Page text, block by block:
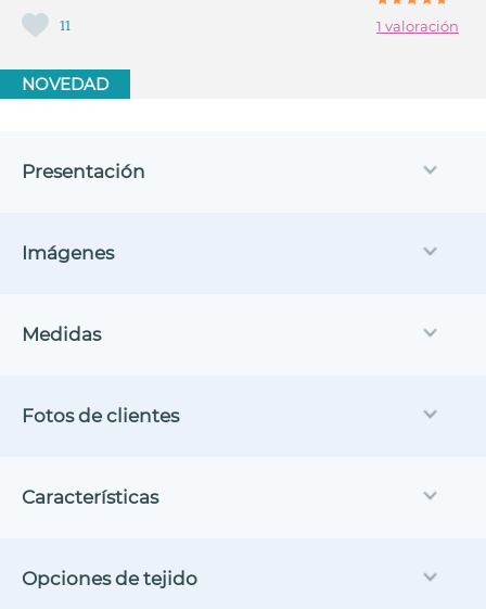
NOVEDAD
11 1 valoración
Presentación
Imágenes
Medidas
Fotos de clientes
Características
Opciones de tejido